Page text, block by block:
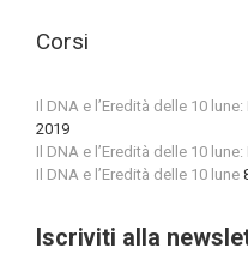
Corsi
Il DNA e l’Eredità delle 10
2019
Il DNA e l’Eredità delle 10
Il DNA e l’Eredità delle 10 lune
Iscriviti alla